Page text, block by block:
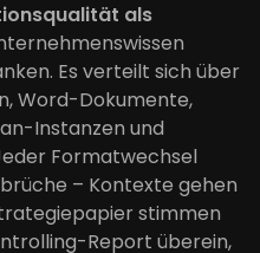
als
Es verteilt sich über
Word-Dokumente,
Instanzen und
Formatwechsel
– Kontexte gehen
stimmen
Report überein,